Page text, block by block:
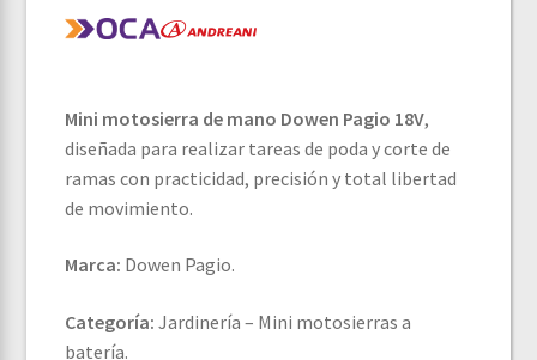
Mini motosierra de mano Dowen Pagio 18V,
diseñada para realizar tareas de poda y corte de
ramas con practicidad, precisión y total libertad
de movimiento.
Marca: Dowen Pagio.
Categoría: Jardinería – Mini motosierras a
batería.